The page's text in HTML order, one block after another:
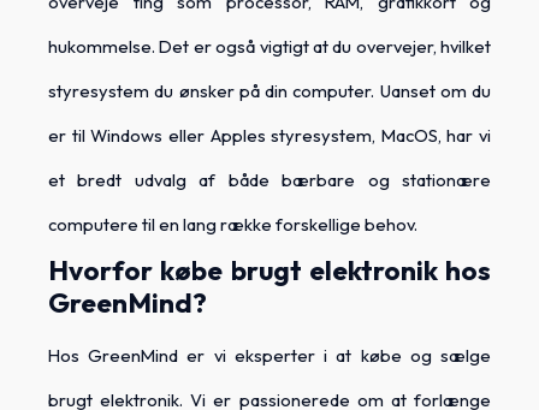
hukommelse. Det er også vigtigt at du overvejer, hvilket
styresystem du ønsker på din computer. Uanset om du
er til Windows eller Apples styresystem, MacOS, har vi
et bredt udvalg af både bærbare og stationære
computere til en lang række forskellige behov.
Hvorfor købe brugt elektronik hos
GreenMind?
Hos GreenMind er vi eksperter i at købe og sælge
brugt elektronik. Vi er passionerede om at forlænge